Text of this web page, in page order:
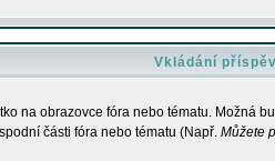
Vkládání
na obrazovce fóra nebo tématu. Možná
části fóra nebo tématu (Např. Můžete